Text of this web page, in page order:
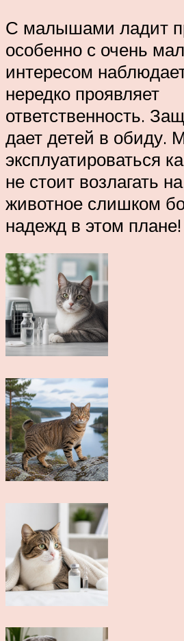
С малышами ладит
особенно с очень
интересом
нередко проявляет
ответственность.
дает детей в обиду.
эксплуатироваться
не стоит возлагать
животное слишком
надежд в этом плане!